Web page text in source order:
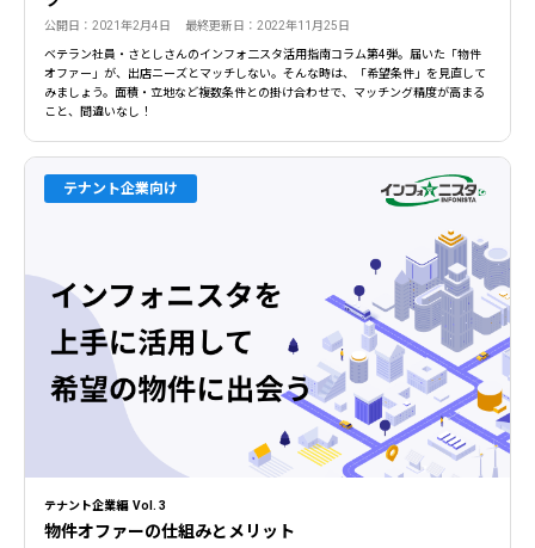
公開日：2021年2月4日 最終更新日：2022年11月25日
ベテラン社員・さとしさんのインフォ二スタ活用指南コラム第4弾。届いた「物件
オファー」が、出店ニーズとマッチしない。そんな時は、「希望条件」を見直して
みましょう。面積・立地など複数条件との掛け合わせで、マッチング精度が高まる
こと、間違いなし！
テナント企業編 Vol. 3
物件オファーの仕組みとメリット
テナント企業向け